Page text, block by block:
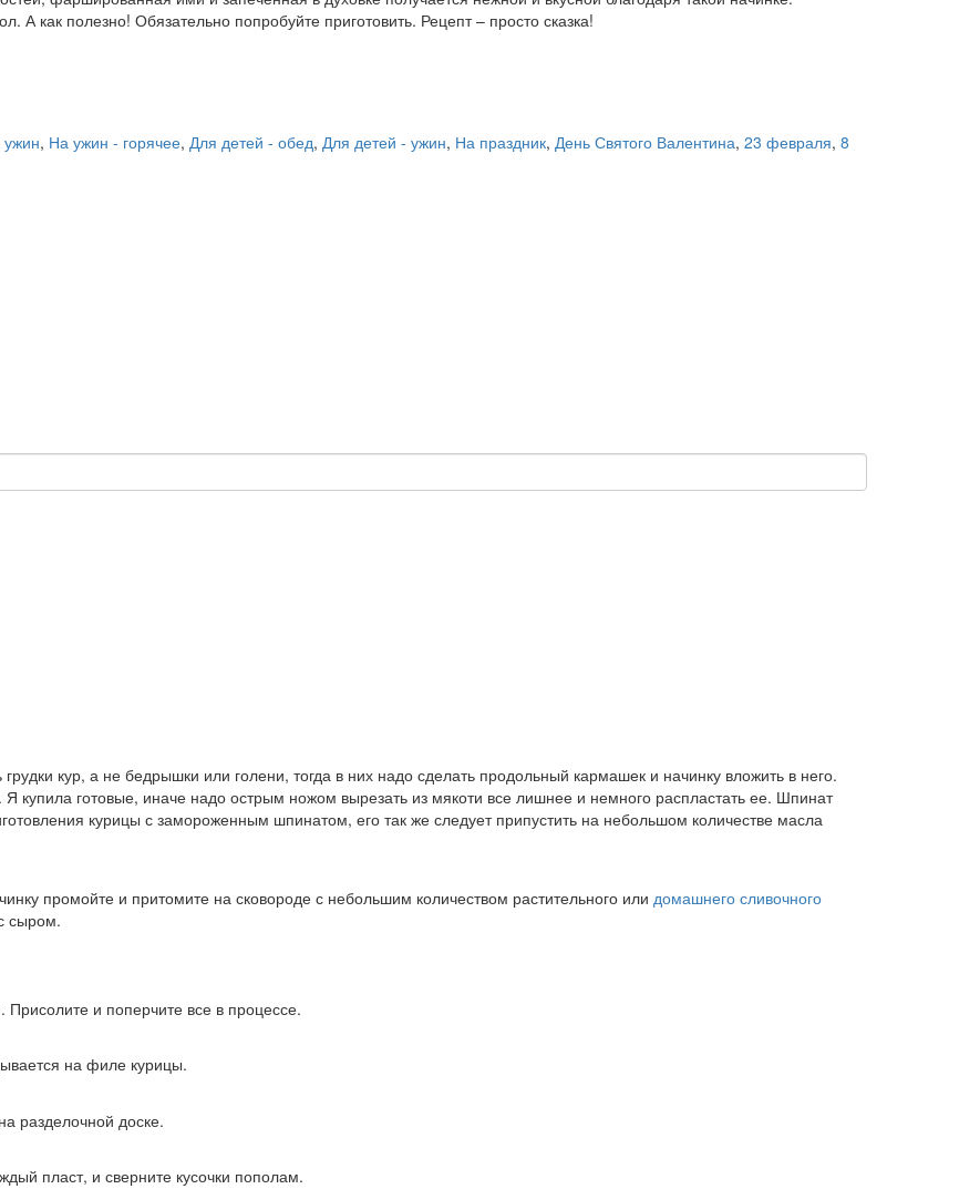
А как полезно! Обязательно попробуйте приготовить. Рецепт – просто сказка!
, На ужин - горячее, Для детей - обед, Для детей - ужин, На праздник, День Святого Валентина, 23 февраля, 8
кур, а не бедрышки или голени, тогда в них надо сделать продольный кармашек и начинку вложить в него.
купила готовые, иначе надо острым ножом вырезать из мякоти все лишнее и немного распластать ее. Шпинат
курицы с замороженным шпинатом, его так же следует припустить на небольшом количестве масла
промойте и притомите на сковороде с небольшим количеством растительного или домашнего сливочного
сыром.
и поперчите все в процессе.
на филе курицы.
разделочной доске.
пласт, и сверните кусочки пополам.